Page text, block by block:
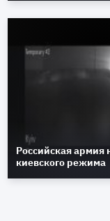
Российская армия
киевского режима